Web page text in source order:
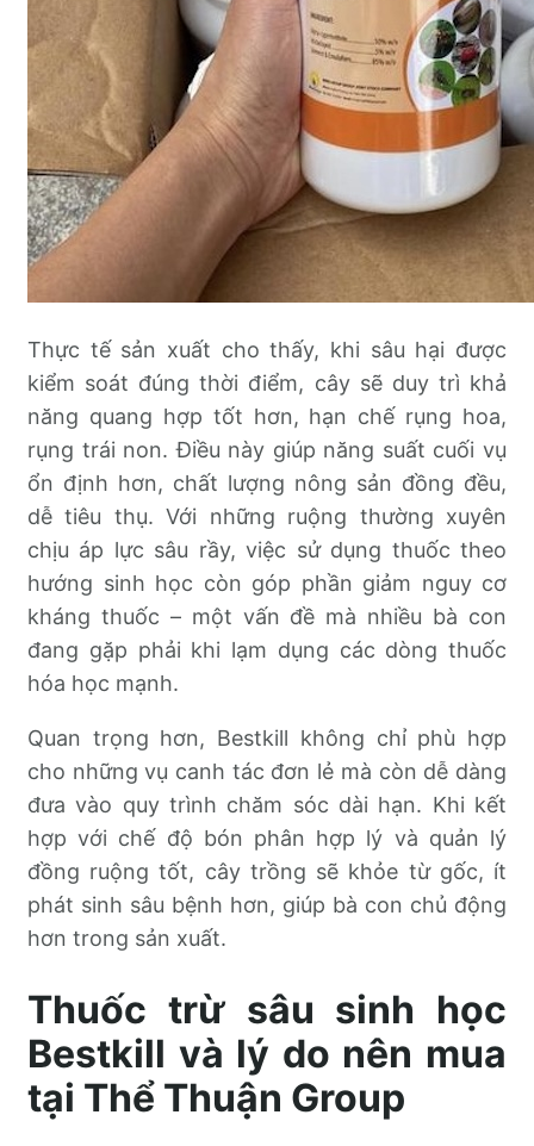
Thực tế sản xuất cho thấy, khi sâu hại được
kiểm soát đúng thời điểm, cây sẽ duy trì khả
năng quang hợp tốt hơn, hạn chế rụng hoa,
rụng trái non. Điều này giúp năng suất cuối vụ
ổn định hơn, chất lượng nông sản đồng đều,
dễ tiêu thụ. Với những ruộng thường xuyên
chịu áp lực sâu rầy, việc sử dụng thuốc theo
hướng sinh học còn góp phần giảm nguy cơ
kháng thuốc – một vấn đề mà nhiều bà con
đang gặp phải khi lạm dụng các dòng thuốc
hóa học mạnh.
Quan trọng hơn, Bestkill không chỉ phù hợp
cho những vụ canh tác đơn lẻ mà còn dễ dàng
đưa vào quy trình chăm sóc dài hạn. Khi kết
hợp với chế độ bón phân hợp lý và quản lý
đồng ruộng tốt, cây trồng sẽ khỏe từ gốc, ít
phát sinh sâu bệnh hơn, giúp bà con chủ động
hơn trong sản xuất.
Thuốc trừ sâu sinh học
Bestkill và lý do nên mua
tại Thể Thuận Group